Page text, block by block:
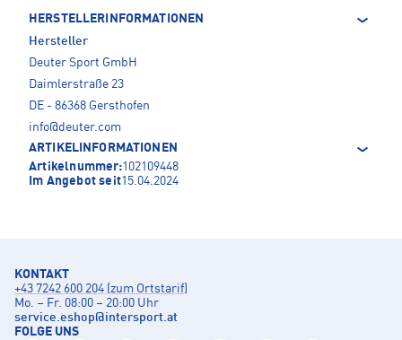
HERSTELLERINFORMATIONEN
Hersteller
Deuter Sport GmbH
Daimlerstraße 23
DE - 86368 Gersthofen
info@deuter.com
ARTIKELINFORMATIONEN
Artikelnummer:102109448
Im Angebot seit15.04.2024
KONTAKT
+43 7242 600 204 (zum Ortstarif)
Mo. – Fr. 08:00 – 20:00 Uhr
service.eshop@intersport.at
FOLGE UNS